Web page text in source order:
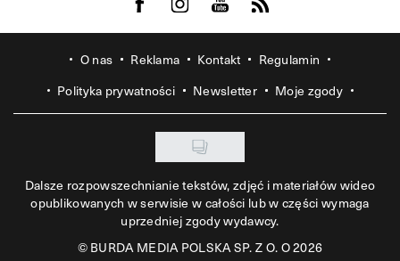
O nas Reklama Kontakt
Regulamin
Polityka prywatności
Newsletter Moje zgody
Dalsze rozpowszechnianie tekstów, zdjęć i materiałów wideo
opublikowanych w serwisie w całości lub w części wymaga
uprzedniej zgody wydawcy.
©BURDA MEDIA POLSKA SP. Z O. O 2026